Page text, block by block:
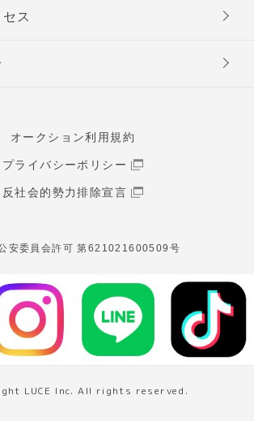
ス
オークション利用規約
プライバシーポリシー
反社会的勢力排除宣言
安委員会許可 第621021600509号
LUCE Inc. All rights reserved.